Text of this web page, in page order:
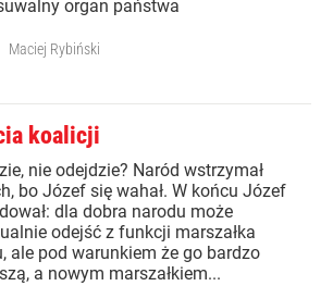
organ państwa
Maciej Rybiński
koalicji
nie odejdzie? Naród wstrzymał
bo Józef się wahał. W końcu Józef
dla dobra narodu może
odejść z funkcji marszałka
ale pod warunkiem że go bardzo
a nowym marszałkiem...